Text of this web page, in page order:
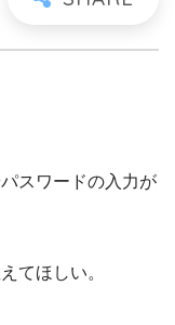
スワードの入力が
てほしい。